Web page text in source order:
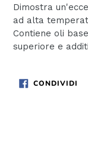
Dimostra
ad alta
Contiene oli
superiore e
CONDIVIDI